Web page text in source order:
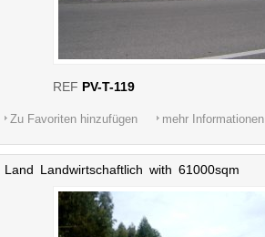
REF PV-T-119
Zu Favoriten hinzufügen mehr Informationen
Land Landwirtschaftlich with 61000sqm